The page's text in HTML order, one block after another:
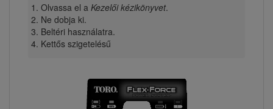
Olvassa el a Kezelői kézikönyvet.
Ne dobja ki.
Beltéri használatra.
Kettős szigetelésű